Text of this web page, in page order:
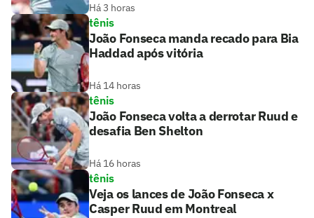
Há 3 horas
tênis
João Fonseca manda recado para Bia
Haddad após vitória
Há 14 horas
tênis
João Fonseca volta a derrotar Ruud e
desafia Ben Shelton
Há 16 horas
tênis
Veja os lances de João Fonseca x
Casper Ruud em Montreal